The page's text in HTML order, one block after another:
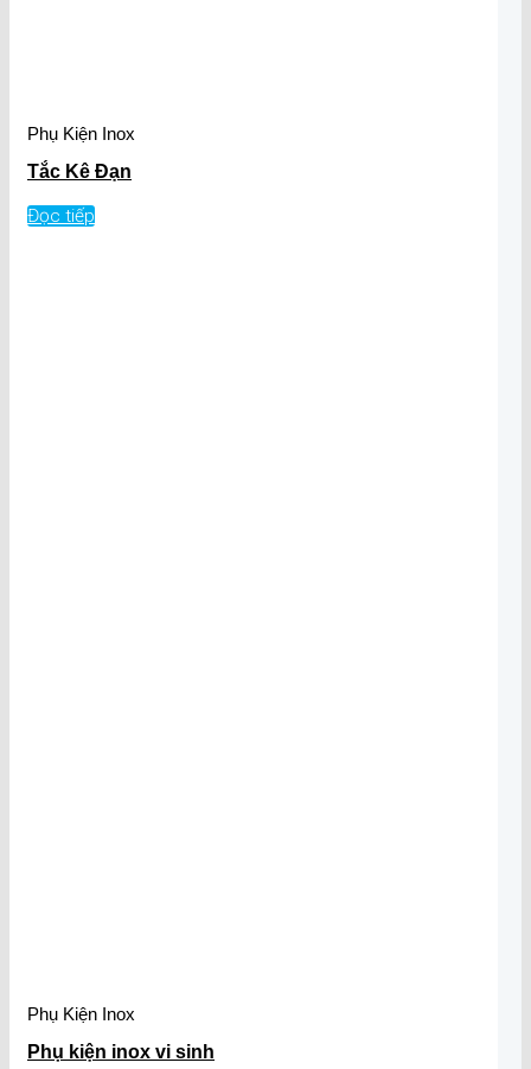
Phụ Kiện Inox
Tắc Kê Đạn
Đọc tiếp
Phụ Kiện Inox
Phụ kiện inox vi sinh